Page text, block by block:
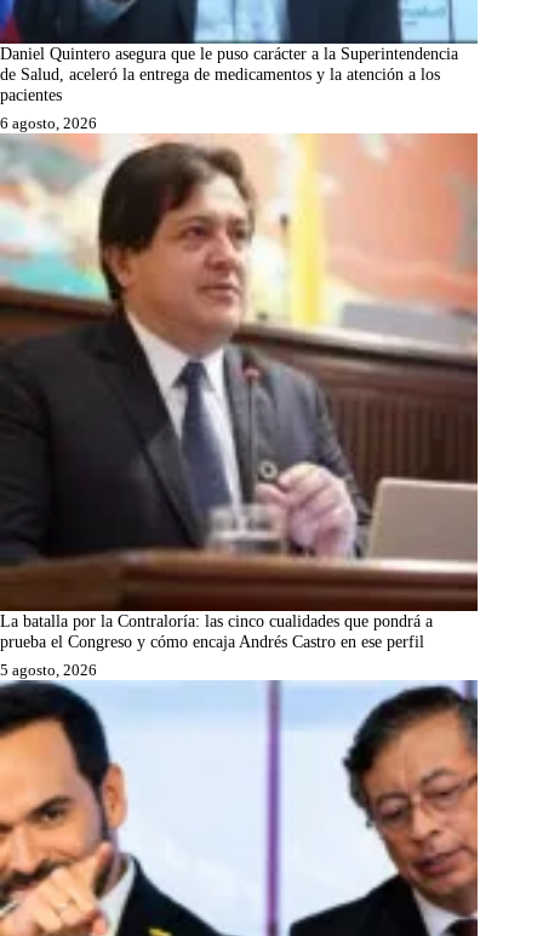
Daniel Quintero asegura que le puso carácter a la Superintendencia
de Salud, aceleró la entrega de medicamentos y la atención a los
pacientes
6 agosto, 2026
La batalla por la Contraloría: las cinco cualidades que pondrá a
prueba el Congreso y cómo encaja Andrés Castro en ese perfil
5 agosto, 2026